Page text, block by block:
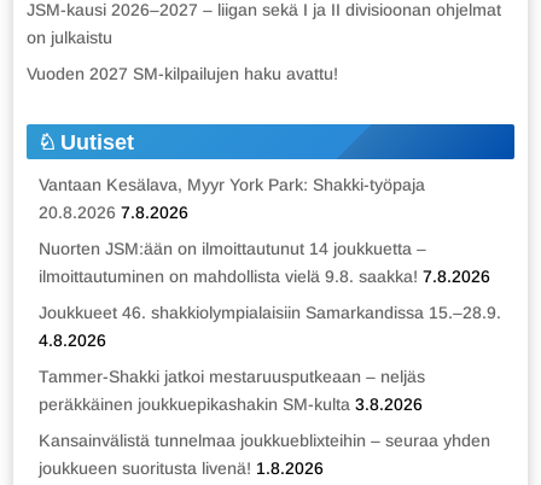
JSM-kausi 2026–2027 – liigan sekä I ja II divisioonan ohjelmat
on julkaistu
Vuoden 2027 SM-kilpailujen haku avattu!
Uutiset
Vantaan Kesälava, Myyr York Park: Shakki-työpaja
20.8.2026 7.8.2026
Nuorten JSM:ään on ilmoittautunut 14 joukkuetta –
ilmoittautuminen on mahdollista vielä 9.8. saakka! 7.8.2026
Joukkueet 46. shakkiolympialaisiin Samarkandissa 15.–28.9.
4.8.2026
Tammer-Shakki jatkoi mestaruusputkeaan – neljäs
peräkkäinen joukkuepikashakin SM-kulta 3.8.2026
Kansainvälistä tunnelmaa joukkueblixteihin – seuraa yhden
joukkueen suoritusta livenä! 1.8.2026